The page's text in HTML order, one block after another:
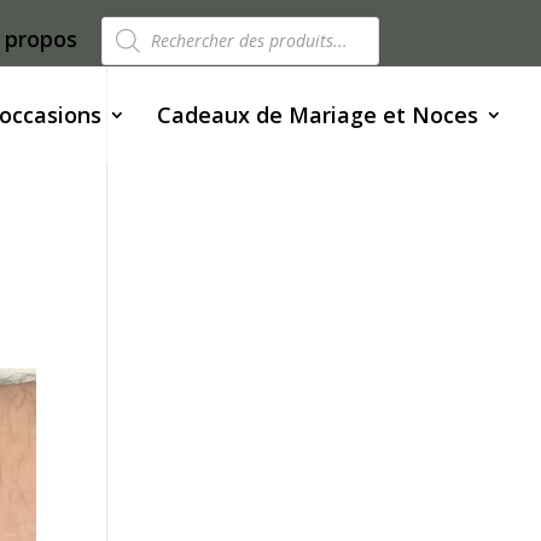
propos Recherche
de
produits
Cadeaux de Mariage et Noces